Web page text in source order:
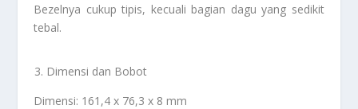
Bezelnya cukup tipis, kecuali bagian dagu yang sedikit
tebal.
Dimensi dan Bobot
Dimensi: 161,4 x 76,3 x 8 mm